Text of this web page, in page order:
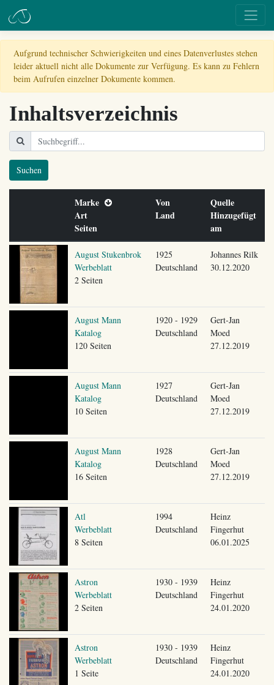
Aufgrund technischer Schwierigkeiten und eines Datenverlustes stehen
leider aktuell nicht alle Dokumente zur Verfügung. Es kann zu Fehlern
beim Aufrufen einzelner Dokumente kommen.
Inhaltsverzeichnis
Suchen
Marke
Art
Seiten
Von
Land
Quelle
Hinzugefügt
am
August Stukenbrok
Werbeblatt
2 Seiten
1925
Deutschland
Johannes Rilk
30.12.2020
August Mann
Katalog
120 Seiten
1920 - 1929
Deutschland
Gert-Jan
Moed
27.12.2019
August Mann
Katalog
10 Seiten
1927
Deutschland
Gert-Jan
Moed
27.12.2019
August Mann
Katalog
16 Seiten
1928
Deutschland
Gert-Jan
Moed
27.12.2019
Atl
Werbeblatt
8 Seiten
1994
Deutschland
Heinz
Fingerhut
06.01.2025
Astron
Werbeblatt
2 Seiten
1930 - 1939
Deutschland
Heinz
Fingerhut
24.01.2020
Astron
Werbeblatt
1 Seite
1930 - 1939
Deutschland
Heinz
Fingerhut
24.01.2020